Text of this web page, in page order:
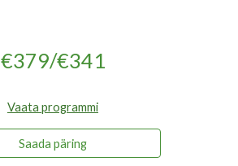
€379/€341
Vaata programmi
Saada päring